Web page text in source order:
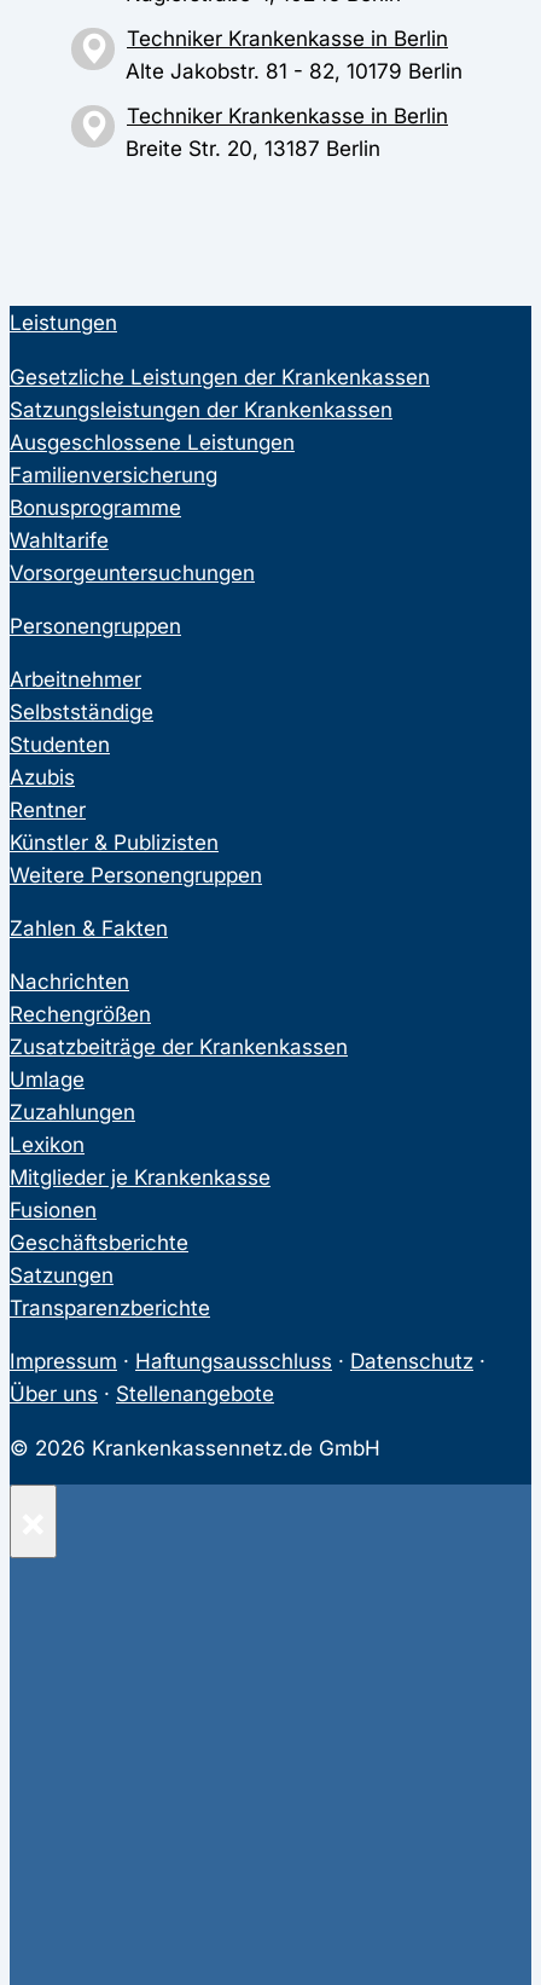
Techniker Krankenkasse in Berlin
Alte Jakobstr. 81 - 82, 10179 Berlin
Techniker Krankenkasse in Berlin
Breite Str. 20, 13187 Berlin
Leistungen
Gesetzliche Leistungen der Krankenkassen
Satzungsleistungen der Krankenkassen
Ausgeschlossene Leistungen
Familienversicherung
Bonusprogramme
Wahltarife
Vorsorgeuntersuchungen
Personengruppen
Arbeitnehmer
Selbstständige
Studenten
Azubis
Rentner
Künstler & Publizisten
Weitere Personengruppen
Zahlen & Fakten
Nachrichten
Rechengrößen
Zusatzbeiträge der Krankenkassen
Umlage
Zuzahlungen
Lexikon
Mitglieder je Krankenkasse
Fusionen
Geschäftsberichte
Satzungen
Transparenzberichte
Impressum · Haftungsausschluss · Datenschutz ·
Über uns · Stellenangebote
© 2026 Krankenkassennetz.de GmbH